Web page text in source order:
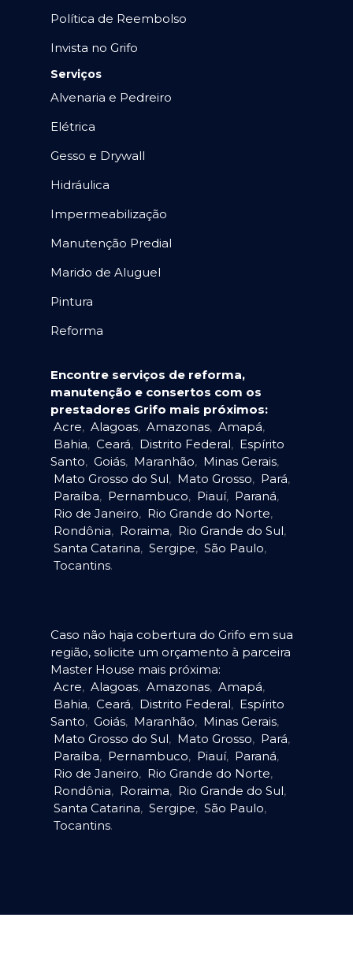
Política de Reembolso
Invista no Grifo
Serviços
Alvenaria e Pedreiro
Elétrica
Gesso e Drywall
Hidráulica
Impermeabilização
Manutenção Predial
Marido de Aluguel
Pintura
Reforma
Encontre serviços de reforma,
manutenção e consertos com os
prestadores Grifo mais próximos:
Acre, Alagoas, Amazonas, Amapá,
Bahia, Ceará, Distrito Federal, Espírito
Santo, Goiás, Maranhão, Minas Gerais,
Mato Grosso do Sul, Mato Grosso, Pará,
Paraíba, Pernambuco, Piauí, Paraná,
Rio de Janeiro, Rio Grande do Norte,
Rondônia, Roraima, Rio Grande do Sul,
Santa Catarina, Sergipe, São Paulo,
Tocantins.
Caso não haja cobertura do Grifo em sua
região, solicite um orçamento à parceira
Master House mais próxima:
Acre, Alagoas, Amazonas, Amapá,
Bahia, Ceará, Distrito Federal, Espírito
Santo, Goiás, Maranhão, Minas Gerais,
Mato Grosso do Sul, Mato Grosso, Pará,
Paraíba, Pernambuco, Piauí, Paraná,
Rio de Janeiro, Rio Grande do Norte,
Rondônia, Roraima, Rio Grande do Sul,
Santa Catarina, Sergipe, São Paulo,
Tocantins.